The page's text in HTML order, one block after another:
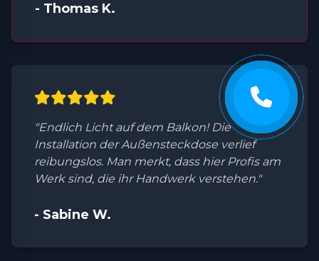
- Thomas K.
"Endlich Licht auf dem Balkon! Die
Installation der Außensteckdose verlief
reibungslos. Man merkt, dass hier Profis am
Werk sind, die ihr Handwerk verstehen."
- Sabine W.